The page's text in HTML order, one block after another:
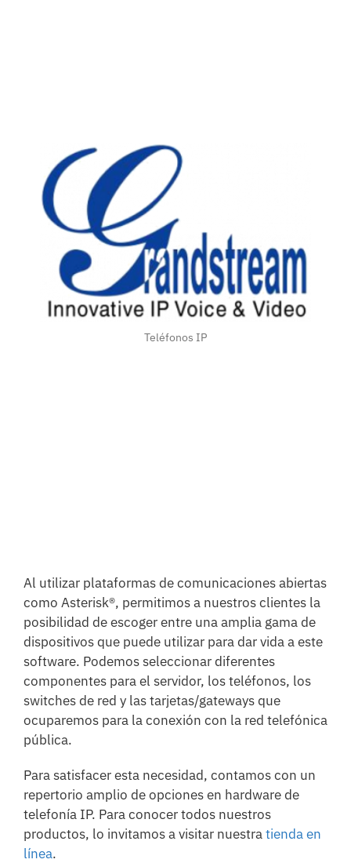
Teléfonos IP
Grandstream
Conoce la gama completa
Al utilizar plataformas de comunicaciones abiertas
como Asterisk®, permitimos a nuestros clientes la
posibilidad de escoger entre una amplia gama de
dispositivos que puede utilizar para dar vida a este
software. Podemos seleccionar diferentes
componentes para el servidor, los teléfonos, los
switches de red y las tarjetas/gateways que
ocuparemos para la conexión con la red telefónica
pública.
Para satisfacer esta necesidad, contamos con un
repertorio amplio de opciones en hardware de
telefonía IP. Para conocer todos nuestros
productos, lo invitamos a visitar nuestratienda en
línea.